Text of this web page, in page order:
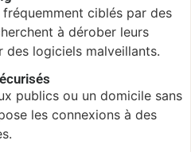
ciblés par des
à dérober leurs
logiciels malveillants.
publics ou un domicile sans
les connexions à des